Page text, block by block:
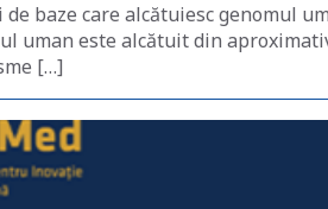
baze care alcătuiesc genomul
uman este alcătuit din
[…]